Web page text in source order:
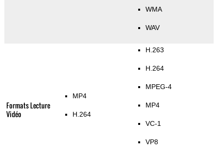
WMA
WAV
Formats Lecture
Vidéo
MP4
H.264
H.263
H.264
MPEG-4
MP4
VC-1
VP8